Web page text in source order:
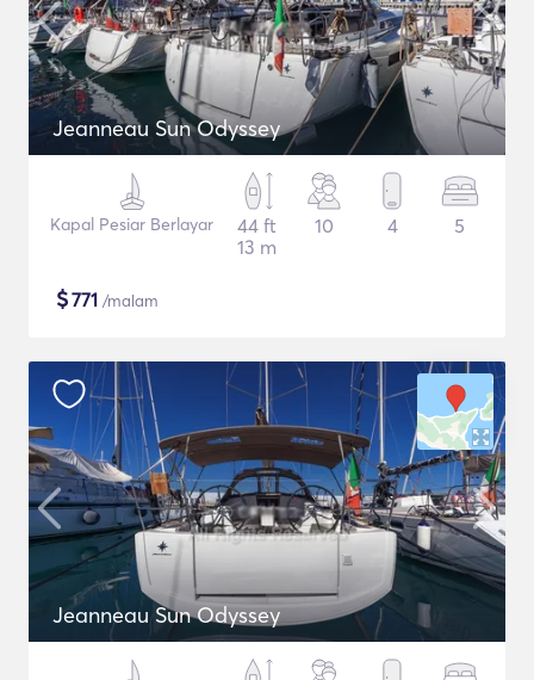
Jeanneau Sun Odyssey
Kapal Pesiar Berlayar
44 ft
13 m
10 4 5
$771 /malam
Jeanneau Sun Odyssey